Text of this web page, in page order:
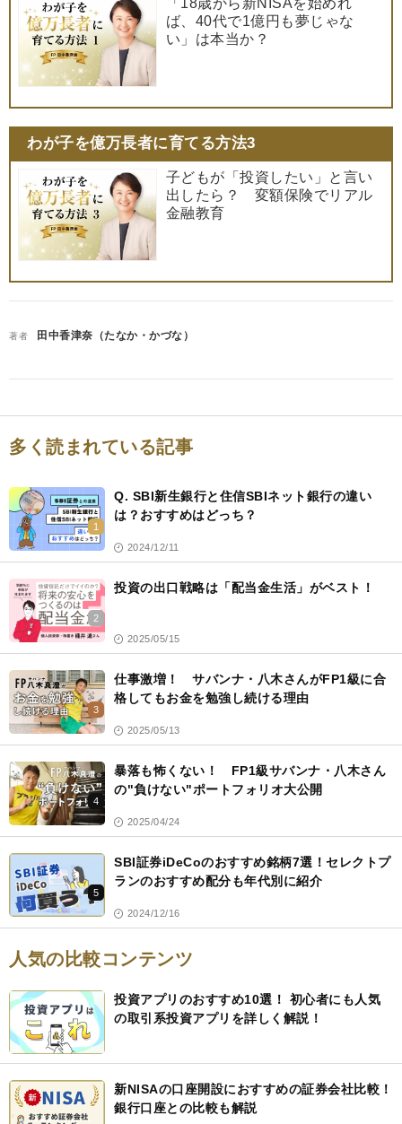
ば、40代で1億円も夢じゃな
い」は本当か？
わが子を億万長者に育てる方法3
子どもが「投資したい」と言い
出したら？ 変額保険でリアル
金融教育
著者 田中香津奈（たなか・かづな）
多く読まれている記事
1
Q. SBI新生銀行と住信SBIネット銀行の違い
は？おすすめはどっち？
2024/12/11
2
投資の出口戦略は「配当金生活」がベスト！
2025/05/15
3
仕事激増！ サバンナ・八木さんがFP1級に合
格してもお金を勉強し続ける理由
2025/05/13
4
暴落も怖くない！ FP1級サバンナ・八木さん
の"負けない"ポートフォリオ大公開
2025/04/24
5
SBI証券iDeCoのおすすめ銘柄7選！セレクトプ
ランのおすすめ配分も年代別に紹介
2024/12/16
人気の比較コンテンツ
投資アプリのおすすめ10選！ 初心者にも人気
の取引系投資アプリを詳しく解説！
新NISAの口座開設におすすめの証券会社比較！
銀行口座との比較も解説